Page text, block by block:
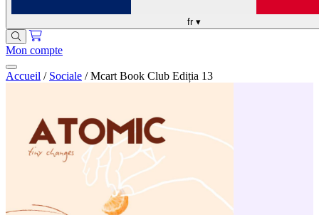
fr ▾
Mon compte
Accueil / Sociale / Mcart Book Club Ediția 13